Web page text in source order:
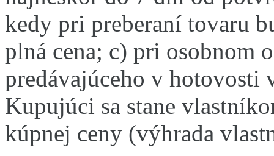
kedy pri preberaní tovaru
plná cena; c) pri osobnom
predávajúceho v hotovosti
Kupujúci sa stane
kúpnej ceny (výhrada